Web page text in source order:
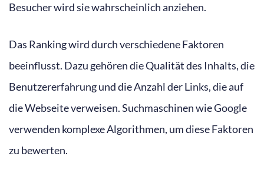
Besucher wird sie wahrscheinlich anziehen.
Das Ranking wird durch verschiedene Faktoren
beeinflusst. Dazu gehören die Qualität des Inhalts, die
Benutzererfahrung und die Anzahl der Links, die auf
die Webseite verweisen. Suchmaschinen wie Google
verwenden komplexe Algorithmen, um diese Faktoren
zu bewerten.